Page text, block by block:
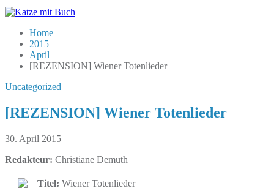
Home
2015
April
[REZENSION] Wiener Totenlieder
Uncategorized
[REZENSION] Wiener Totenlieder
30. April 2015
Redakteur: Christiane Demuth
Titel: Wiener Totenlieder